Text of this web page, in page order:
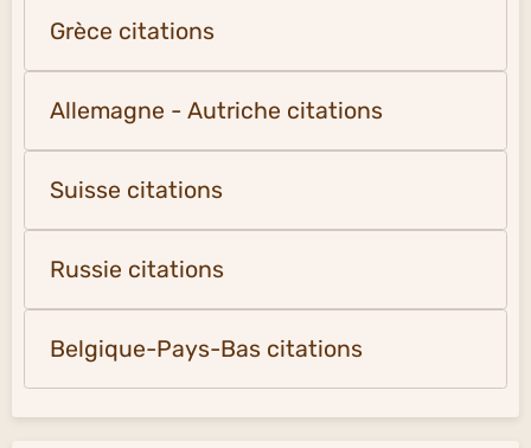
Grèce citations
Allemagne - Autriche citations
Suisse citations
Russie citations
Belgique-Pays-Bas citations